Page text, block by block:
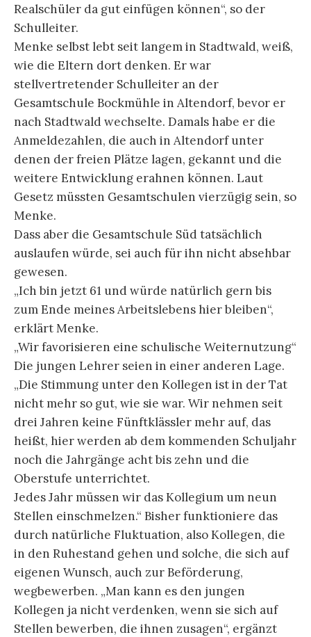
Realschüler da gut einfügen können“, so der
Schulleiter.
Menke selbst lebt seit langem in Stadtwald, weiß,
wie die Eltern dort denken. Er war
stellvertretender Schulleiter an der
Gesamtschule Bockmühle in Altendorf, bevor er
nach Stadtwald wechselte. Damals habe er die
Anmeldezahlen, die auch in Altendorf unter
denen der freien Plätze lagen, gekannt und die
weitere Entwicklung erahnen können. Laut
Gesetz müssten Gesamtschulen vierzügig sein, so
Menke.
Dass aber die Gesamtschule Süd tatsächlich
auslaufen würde, sei auch für ihn nicht absehbar
gewesen.
„Ich bin jetzt 61 und würde natürlich gern bis
zum Ende meines Arbeitslebens hier bleiben“,
erklärt Menke.
„Wir favorisieren eine schulische Weiternutzung“
Die jungen Lehrer seien in einer anderen Lage.
„Die Stimmung unter den Kollegen ist in der Tat
nicht mehr so gut, wie sie war. Wir nehmen seit
drei Jahren keine Fünftklässler mehr auf, das
heißt, hier werden ab dem kommenden Schuljahr
noch die Jahrgänge acht bis zehn und die
Oberstufe unterrichtet.
Jedes Jahr müssen wir das Kollegium um neun
Stellen einschmelzen.“ Bisher funktioniere das
durch natürliche Fluktuation, also Kollegen, die
in den Ruhestand gehen und solche, die sich auf
eigenen Wunsch, auch zur Beförderung,
wegbewerben. „Man kann es den jungen
Kollegen ja nicht verdenken, wenn sie sich auf
Stellen bewerben, die ihnen zusagen“, ergänzt